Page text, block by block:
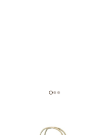
mėlyni popieriniai